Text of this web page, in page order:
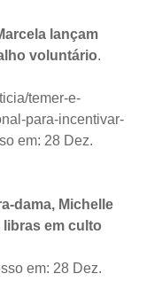
lançam
voluntário.
temer-e-
para-incentivar-
em: 28 Dez.
dama, Michelle
em culto
em: 28 Dez.